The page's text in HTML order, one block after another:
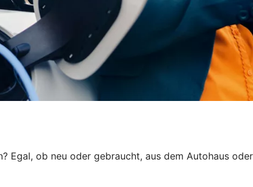
Egal, ob neu oder gebraucht, aus dem Autohaus